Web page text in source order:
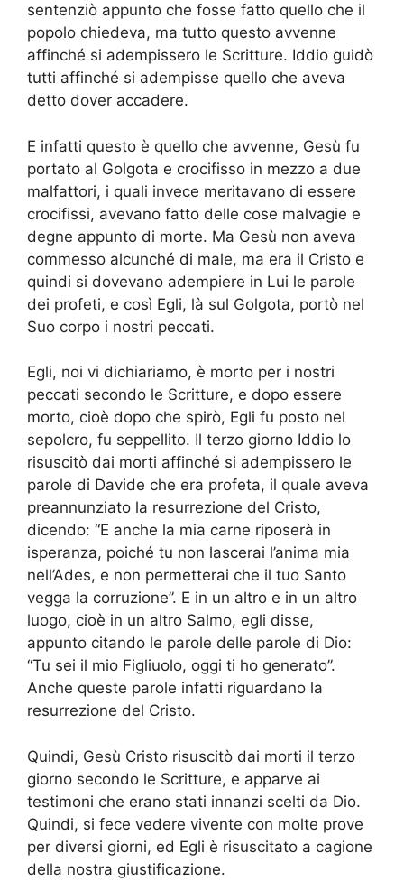
sentenziò appunto che fosse fatto quello che il
popolo chiedeva, ma tutto questo avvenne
affinché si adempissero le Scritture. Iddio guidò
tutti affinché si adempisse quello che aveva
detto dover accadere.
E infatti questo è quello che avvenne, Gesù fu
portato al Golgota e crocifisso in mezzo a due
malfattori, i quali invece meritavano di essere
crocifissi, avevano fatto delle cose malvagie e
degne appunto di morte. Ma Gesù non aveva
commesso alcunché di male, ma era il Cristo e
quindi si dovevano adempiere in Lui le parole
dei profeti, e così Egli, là sul Golgota, portò nel
Suo corpo i nostri peccati.
Egli, noi vi dichiariamo, è morto per i nostri
peccati secondo le Scritture, e dopo essere
morto, cioè dopo che spirò, Egli fu posto nel
sepolcro, fu seppellito. Il terzo giorno Iddio lo
risuscitò dai morti affinché si adempissero le
parole di Davide che era profeta, il quale aveva
preannunziato la resurrezione del Cristo,
dicendo: “E anche la mia carne riposerà in
isperanza, poiché tu non lascerai l’anima mia
nell’Ades, e non permetterai che il tuo Santo
vegga la corruzione”. E in un altro e in un altro
luogo, cioè in un altro Salmo, egli disse,
appunto citando le parole delle parole di Dio:
“Tu sei il mio Figliuolo, oggi ti ho generato”.
Anche queste parole infatti riguardano la
resurrezione del Cristo.
Quindi, Gesù Cristo risuscitò dai morti il terzo
giorno secondo le Scritture, e apparve ai
testimoni che erano stati innanzi scelti da Dio.
Quindi, si fece vedere vivente con molte prove
per diversi giorni, ed Egli è risuscitato a cagione
della nostra giustificazione.